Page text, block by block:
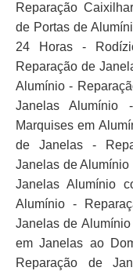
Reparação
de Portas de
24 Horas -
Reparação de
Alumínio -
Janelas Alumínio
Marquises em
de Janelas -
Janelas de
Janelas Alumínio
Alumínio -
Janelas de
em Janelas ao
Reparação de